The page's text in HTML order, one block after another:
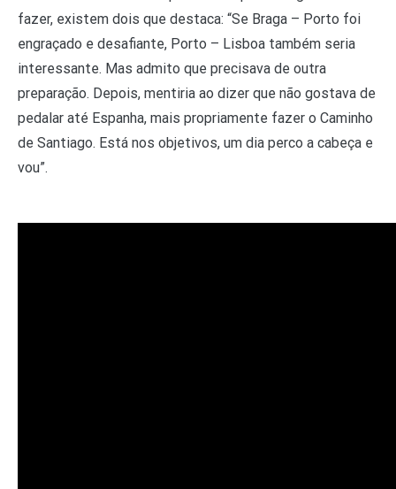
fazer, existem dois que destaca: “Se Braga – Porto foi
engraçado e desafiante, Porto – Lisboa também seria
interessante. Mas admito que precisava de outra
preparação. Depois, mentiria ao dizer que não gostava de
pedalar até Espanha, mais propriamente fazer o Caminho
de Santiago. Está nos objetivos, um dia perco a cabeça e
vou”.